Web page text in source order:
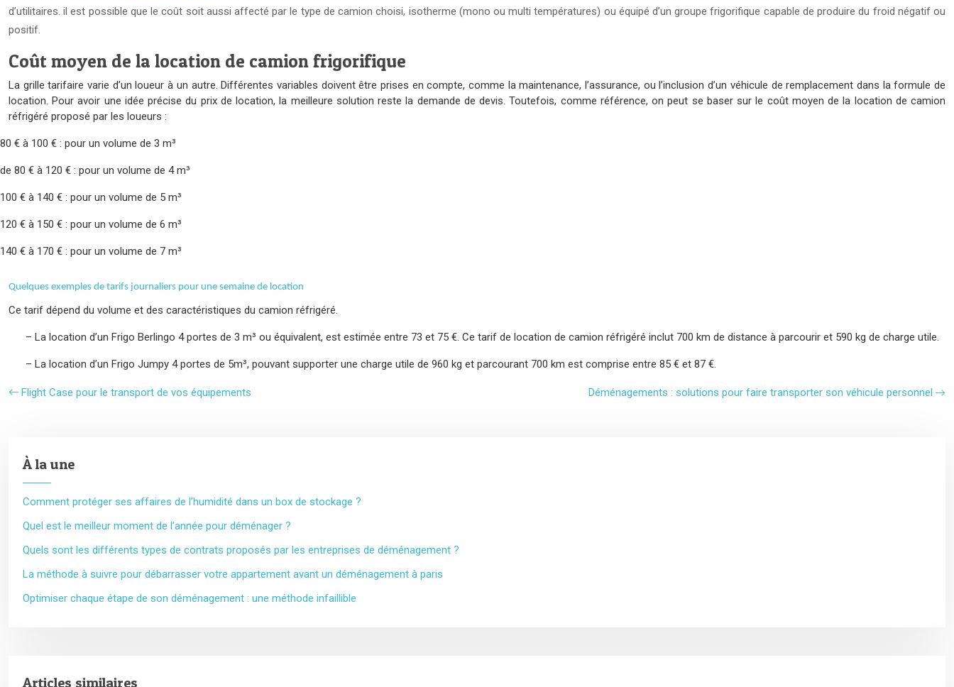
d’utilitaires. il est possible que le coût soit aussi affecté par le type de camion choisi, isotherme (mono ou multi températures) ou équipé d’un groupe frigorifique capable de produire du froid négatif ou
positif.
Coût moyen de la location de camion frigorifique
La grille tarifaire varie d’un loueur à un autre. Différentes variables doivent être prises en compte, comme la maintenance, l’assurance, ou l’inclusion d’un véhicule de remplacement dans la formule de
location. Pour avoir une idée précise du prix de location, la meilleure solution reste la demande de devis. Toutefois, comme référence, on peut se baser sur le coût moyen de la location de camion
réfrigéré proposé par les loueurs :
80 € à 100 € : pour un volume de 3 m³
de 80 € à 120 € : pour un volume de 4 m³
100 € à 140 € : pour un volume de 5 m³
120 € à 150 € : pour un volume de 6 m³
140 € à 170 € : pour un volume de 7 m³
Quelques exemples de tarifs journaliers pour une semaine de location
Ce tarif dépend du volume et des caractéristiques du camion réfrigéré.
– La location d’un Frigo Berlingo 4 portes de 3 m³ ou équivalent, est estimée entre 73 et 75 €. Ce tarif de location de camion réfrigéré inclut 700 km de distance à parcourir et 590 kg de charge utile.
– La location d’un Frigo Jumpy 4 portes de 5m³, pouvant supporter une charge utile de 960 kg et parcourant 700 km est comprise entre 85 € et 87 €.
Flight Case pour le transport de vos équipements Déménagements : solutions pour faire transporter son véhicule personnel
À la une
Comment protéger ses affaires de l’humidité dans un box de stockage ?
Quel est le meilleur moment de l’année pour déménager ?
Quels sont les différents types de contrats proposés par les entreprises de déménagement ?
La méthode à suivre pour débarrasser votre appartement avant un déménagement à paris
Optimiser chaque étape de son déménagement : une méthode infaillible
Articles similaires